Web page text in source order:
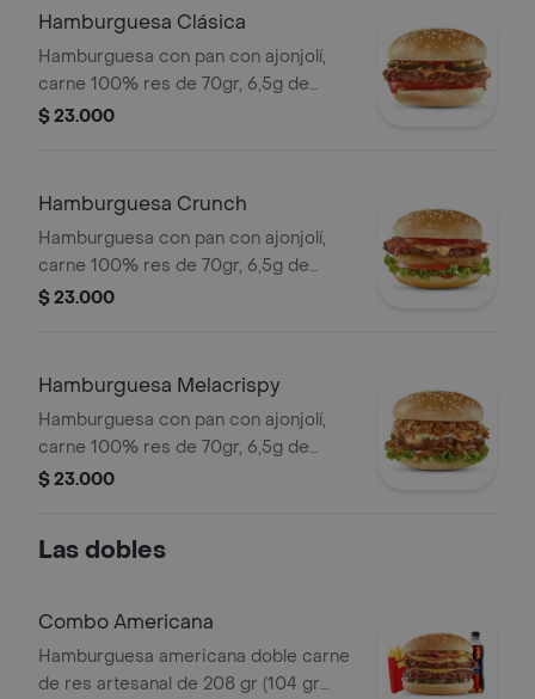
Acompañada con papas pequeñas,
una copa de salsa Presto y bebida de
400ml.
Hamburguesa Clásica
Hamburguesa con pan con ajonjolí,
carne 100% res de 70gr, 6,5g de
queso cheddar, salsa de tomate y
$ 23.000
Hamburguesa Crunch
Hamburguesa con pan con ajonjolí,
carne 100% res de 70gr, 6,5g de
queso cheddar, crujientes anillos de
$ 23.000
Hamburguesa Melacrispy
Hamburguesa con pan con ajonjolí,
carne 100% res de 70gr, 6,5g de
queso cheddar, con dos tipos de
$ 23.000
Las dobles
Combo Americana
Hamburguesa americana doble carne
de res artesanal de 208 gr (104 gr